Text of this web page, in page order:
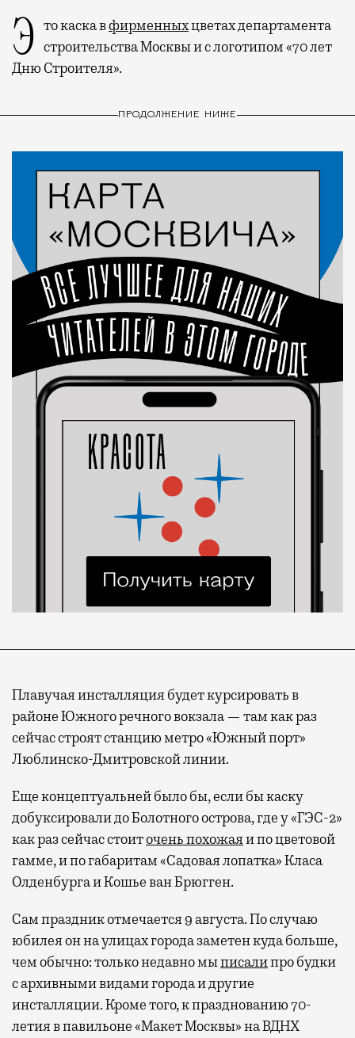
Это каска вфирменныхцветах департамента
строительства Москвы и с логотипом «70 лет
Дню Строителя».
ПРОДОЛЖЕНИЕ НИЖЕ
Плавучая инсталляция будет курсировать в
районе Южного речного вокзала — там как раз
сейчас строят станцию метро «Южный порт»
Люблинско-Дмитровской линии.
Еще концептуальней было бы, если бы каску
добуксировали до Болотного острова, где у «ГЭС-2»
как раз сейчас стоиточень похожаяи по цветовой
гамме, и по габаритам «Садовая лопатка» Класа
Олденбурга и Кошье ван Брюгген.
Сам праздник отмечается 9 августа. По случаю
юбилея он на улицах города заметен куда больше,
чем обычно: только недавно мыписалипро будки
с архивными видами города и другие
инсталляции. Кроме того, к празднованию 70-
летия в павильоне «Макет Москвы» на ВДНХ